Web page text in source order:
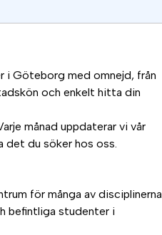
i Göteborg med omnejd, från
och enkelt hitta din
månad uppdaterar vi vår
det du söker hos oss.
för många av disciplinerna
befintliga studenter i